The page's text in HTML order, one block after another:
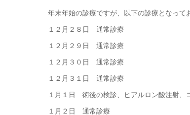
年末年始の診療ですが、以下の診療となって
１２月２８日 通常診療
１２月２９日 通常診療
１２月３０日 通常診療
１２月３１日 通常診療
１月１日 術後の検診、ヒアルロン酸注射、
１月２日 通常診療